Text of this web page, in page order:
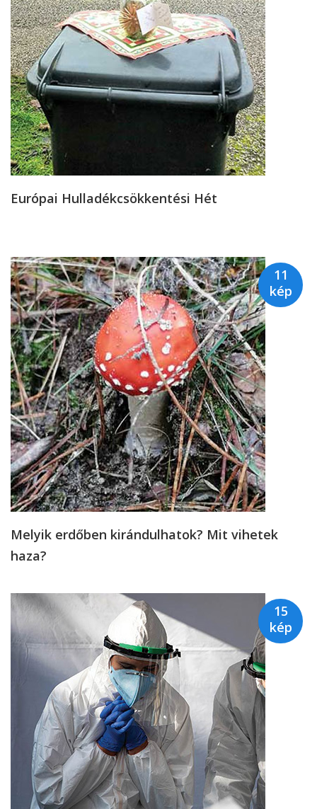
Európai Hulladékcsökkentési Hét
Melyik erdőben kirándulhatok? Mit vihetek
haza?
11
kép
15
kép